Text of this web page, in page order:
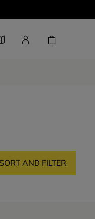
SORT AND FILTER